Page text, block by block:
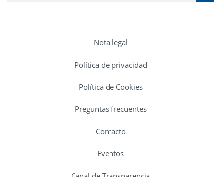
Nota legal
Política de privacidad
Política de Cookies
Preguntas frecuentes
Contacto
Eventos